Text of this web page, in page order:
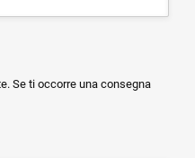
Se ti occorre una consegna